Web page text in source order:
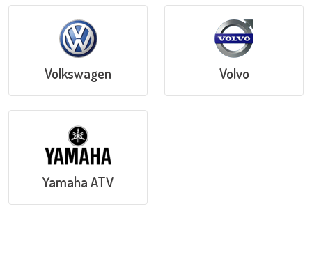
Volkswagen Volvo
Yamaha ATV